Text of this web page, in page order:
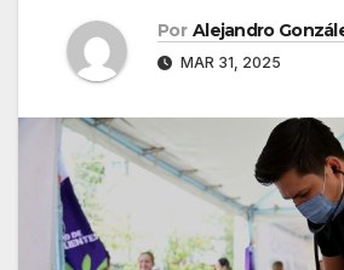
Por Alejandro
MAR 31, 2025